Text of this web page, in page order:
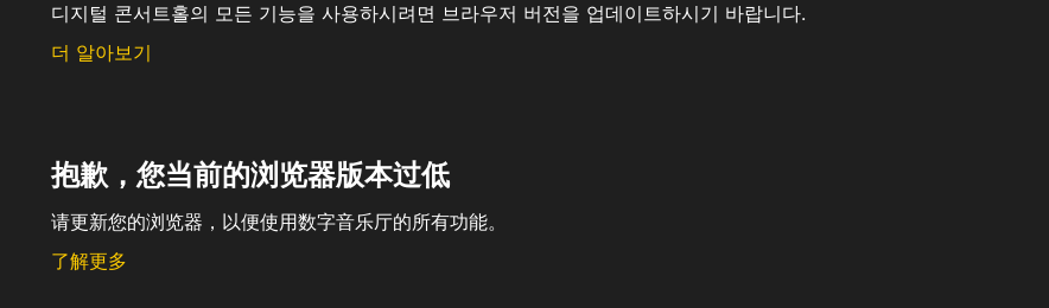
디지털 콘서트홀의 모든 기능을 사용하시려면 브라우저 버전을 업데이트하시기 바랍니다.
더 알아보기
抱歉，您当前的浏览器版本过低
请更新您的浏览器，以便使用数字音乐厅的所有功能。
了解更多